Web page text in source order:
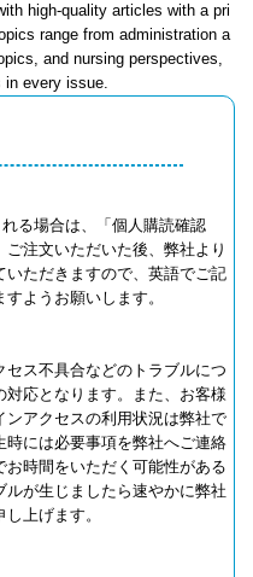
high-quality articles with a pri
range from administration a
and nursing perspectives,
in every issue.
る場合は、「個人購読確認
注文いただいた後、弊社より
いただきますので、英語でご記
ようお願いします。
ス不具合などのトラブルにつ
応となります。また、お客様
アクセスの利用状況は弊社で
には必要事項を弊社へご連絡
時間をいただく可能性がある
が生じましたら速やかに弊社
上げます。